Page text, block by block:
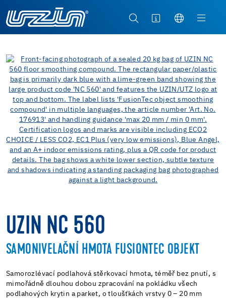
UZIN NC 560
SAMONIVELAČNÍ HMOTA FUSIONTEC OBJEKT
Samorozlévací podlahová stěrkovací hmota, téměř bez pnutí, s
mimořádně dlouhou dobou zpracování na pokládku všech
podlahových krytin a parket, o tloušťkách vrstvy 0 – 20 mm